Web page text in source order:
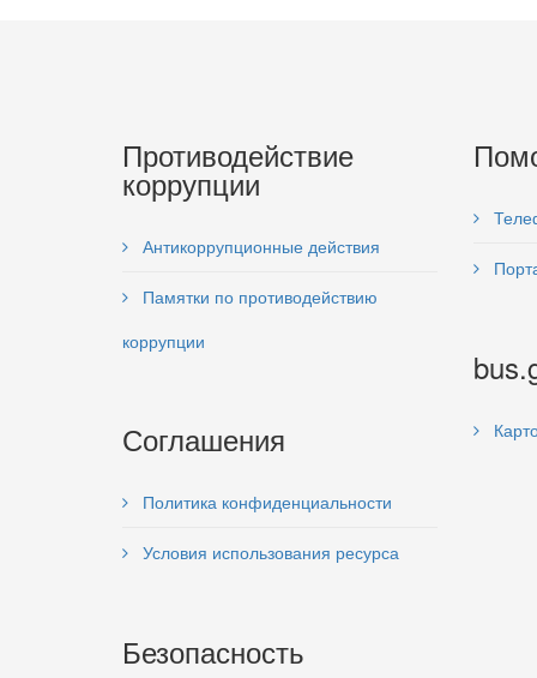
Противодействие
коррупции
Антикоррупционные действия
Памятки по противодействию
коррупции
Соглашения
Политика конфиденциальности
Условия использования ресурса
Безопасность